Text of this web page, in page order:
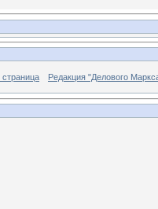
страница Редакция "Делового